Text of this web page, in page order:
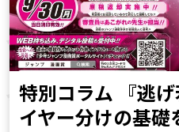
特別コラム 『逃
イヤー分けの基礎